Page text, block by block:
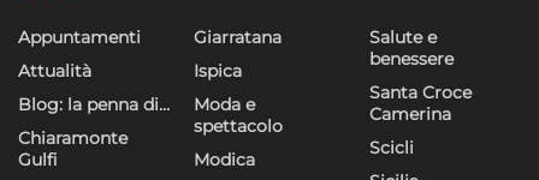
Appuntamenti
Attualità
Blog: la penna di…
Chiaramonte
Gulfi
Giarratana
Ispica
Moda e
spettacolo
Modica
Salute e
benessere
Santa Croce
Camerina
Scicli